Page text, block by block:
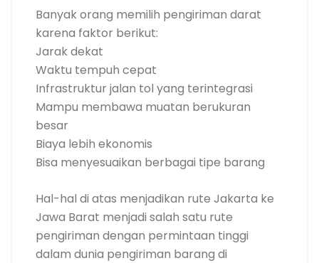
Banyak orang memilih pengiriman darat
karena faktor berikut:
Jarak dekat
Waktu tempuh cepat
Infrastruktur jalan tol yang terintegrasi
Mampu membawa muatan berukuran
besar
Biaya lebih ekonomis
Bisa menyesuaikan berbagai tipe barang
Hal-hal di atas menjadikan rute Jakarta ke
Jawa Barat menjadi salah satu rute
pengiriman dengan permintaan tinggi
dalam dunia pengiriman barang di